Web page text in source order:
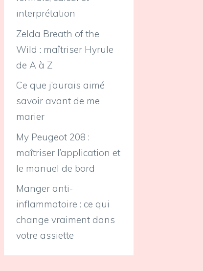
interprétation
Zelda Breath of the
Wild : maîtriser Hyrule
de A à Z
Ce que j’aurais aimé
savoir avant de me
marier
My Peugeot 208 :
maîtriser l’application et
le manuel de bord
Manger anti-
inflammatoire : ce qui
change vraiment dans
votre assiette